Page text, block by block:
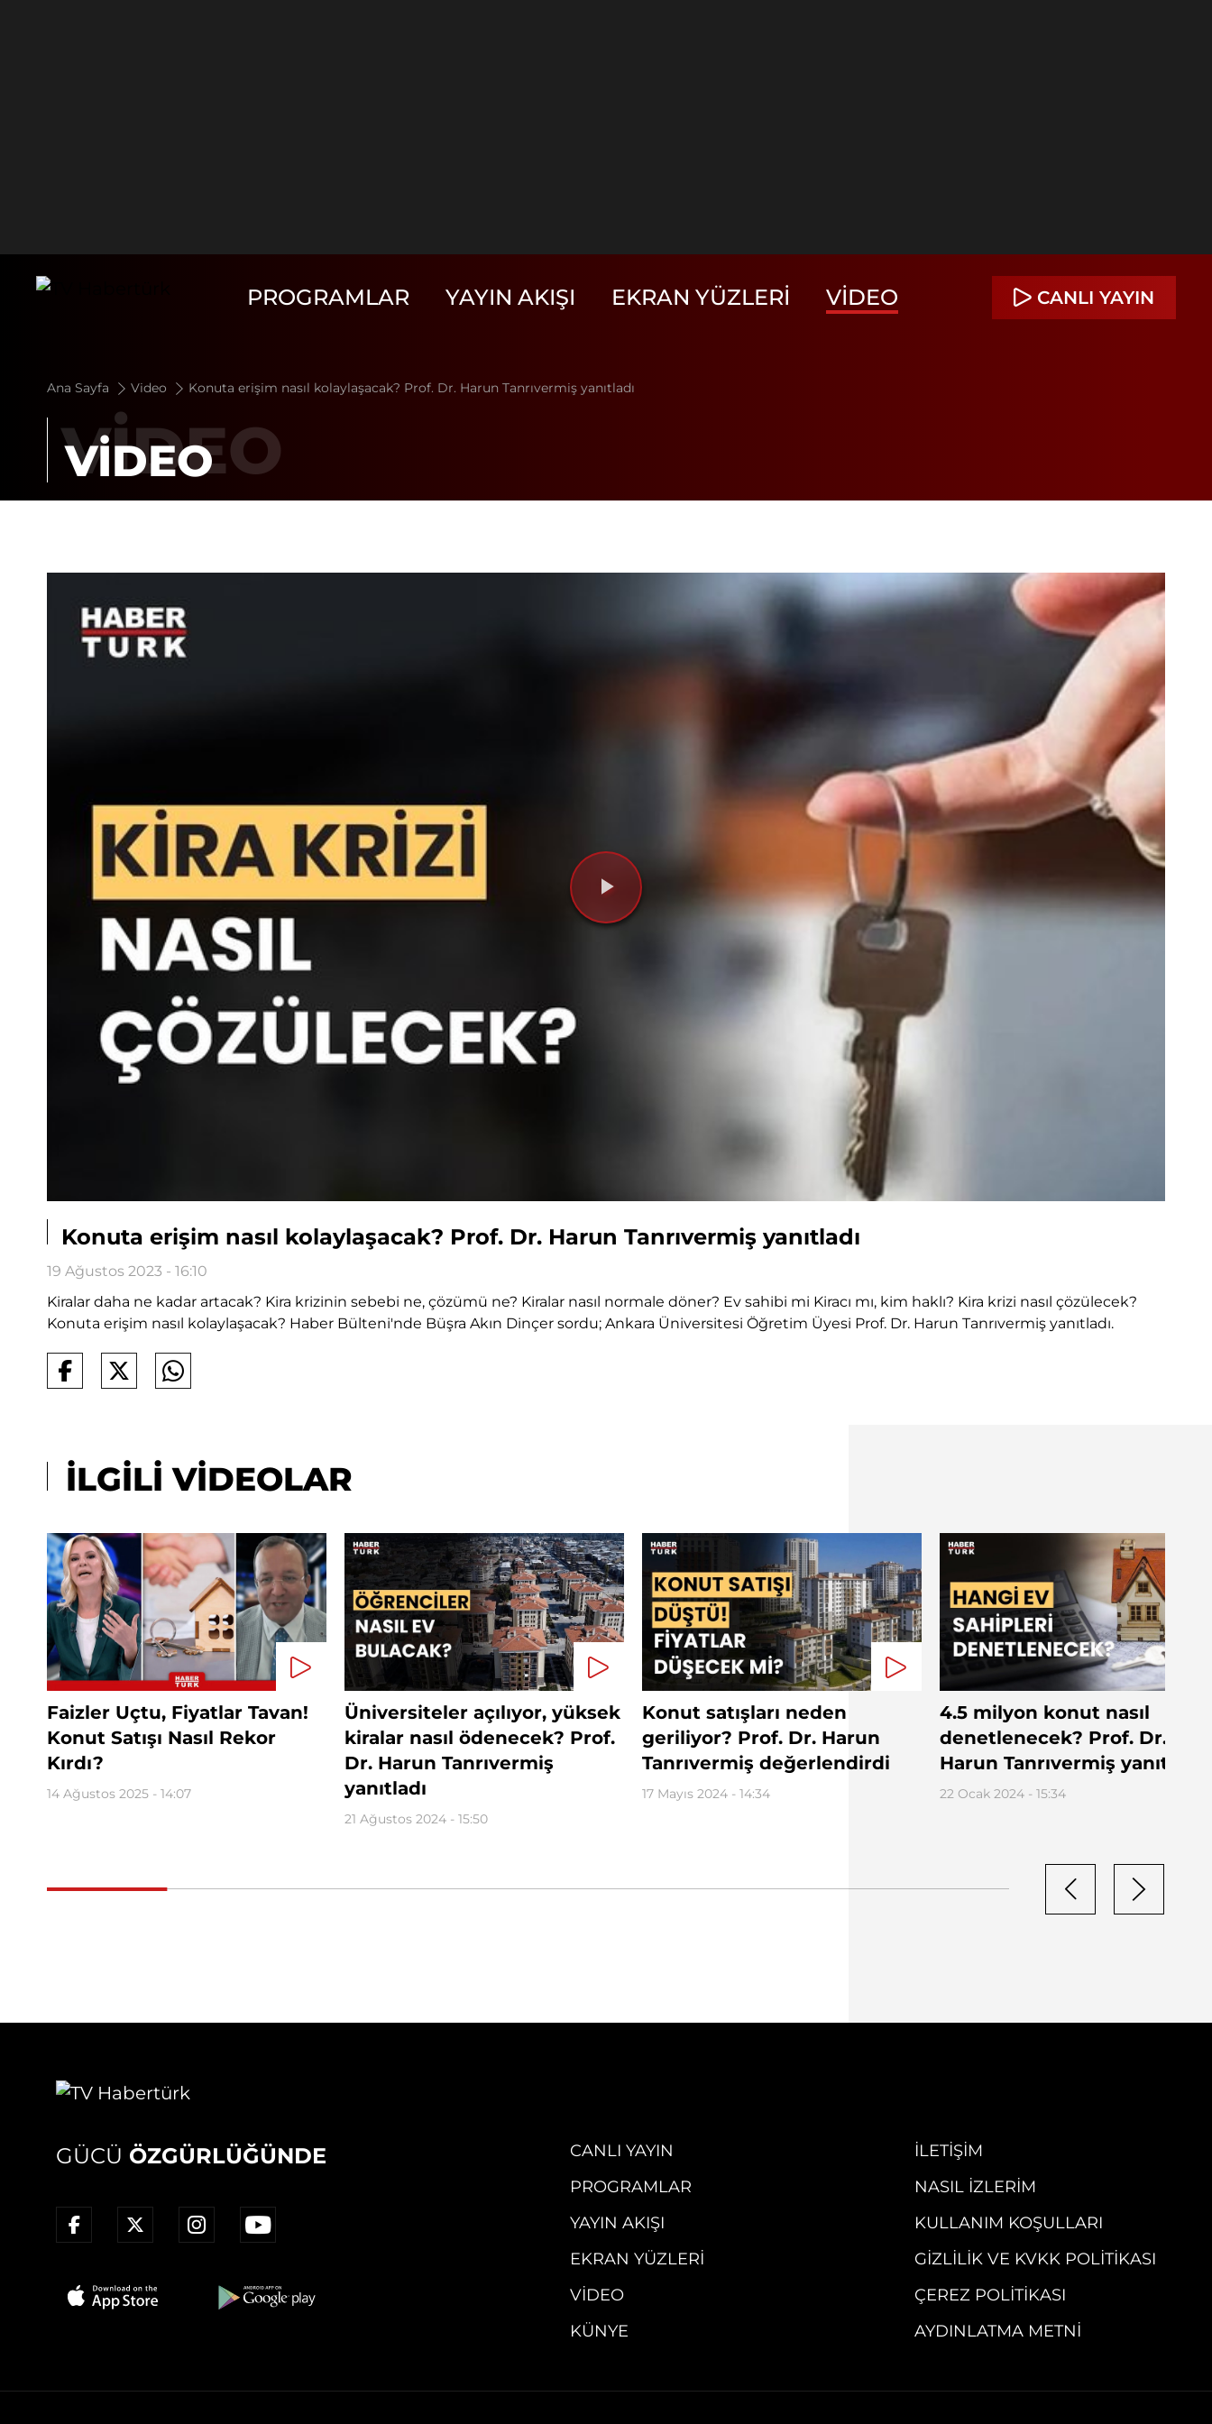
PROGRAMLAR YAYIN AKIŞI EKRAN YÜZLERI VIDEO CANLI YAYIN
Ana Sayfa Video Konuta erişim nasıl kolaylaşacak? Prof. Dr. Harun Tanrıvermiş yanıtladı
VİDEO
Videoyu
Konuta erişim nasıl kolaylaşacak? Prof. Dr. Harun Tanrıvermiş yanıtladı
19 Ağustos 2023 - 16:10
Kiralar daha ne kadar artacak? Kira krizinin sebebi ne, çözümü ne? Kiralar nasıl normale döner? Ev sahibi mi Kiracı mı, kim haklı? Kira krizi nasıl çözülecek?
Konuta erişim nasıl kolaylaşacak? Haber Bülteni'nde Büşra Akın Dinçer sordu; Ankara Üniversitesi Öğretim Üyesi Prof. Dr. Harun Tanrıvermiş yanıtladı.
İLGİLİ VİDEOLAR
Faizler Uçtu, Fiyatlar Tavan!
Konut Satışı Nasıl Rekor
Kırdı?
14 Ağustos 2025 - 14:07
Üniversiteler açılıyor, yüksek
kiralar nasıl ödenecek? Prof.
Dr. Harun Tanrıvermiş
yanıtladı
21 Ağustos 2024 - 15:50
Konut satışları neden
geriliyor? Prof. Dr. Harun
Tanrıvermiş değerlendirdi
17 Mayıs 2024 - 14:34
4.5 milyon konut nasıl
denetlenecek? Prof. Dr.
Harun Tanrıvermiş yanıtladı
22 Ocak 2024 - 15:34
GÜCÜ ÖZGÜRLÜĞÜNDE
CANLI YAYIN
PROGRAMLAR
YAYIN AKIŞI
EKRAN YÜZLERI
VIDEO
KÜNYE
İLETIŞIM
NASIL İZLERIM
KULLANIM KOŞULLARI
GIZLILIK VE KVKK POLITIKASI
ÇEREZ POLITIKASI
AYDINLATMA METNI